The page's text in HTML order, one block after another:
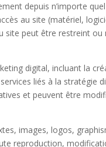
depuis n’importe
au site (matériel,
site peut être restreint
digital, incluant la
liés à la stratégie
et peuvent être
images, logos,
reproduction,